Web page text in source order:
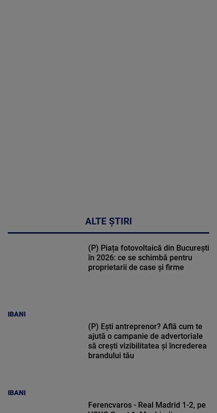
ALTE ȘTIRI
IBANI
(P) Piața fotovoltaică din București
în 2026: ce se schimbă pentru
proprietarii de case și firme
IBANI
(P) Ești antreprenor? Află cum te
ajută o campanie de advertoriale
să crești vizibilitatea și încrederea
brandului tău
Ferencvaros - Real Madrid 1-2, pe